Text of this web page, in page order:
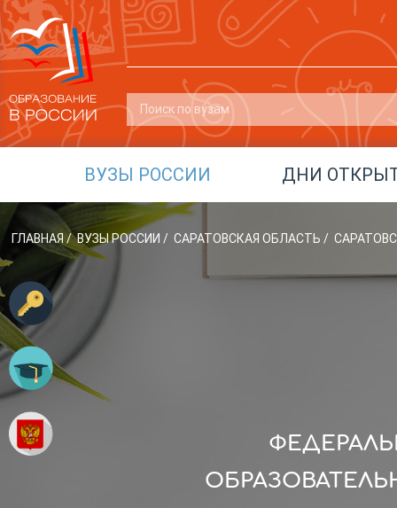
ВУЗЫ РОССИИ ДНИ
ГЛАВНАЯ / ВУЗЫ РОССИИ / САРАТОВСКАЯ ОБЛАСТЬ /